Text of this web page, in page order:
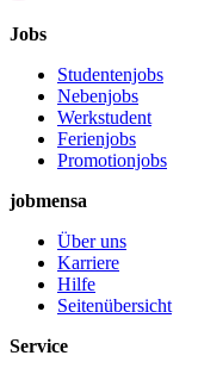
Jobs
Studentenjobs
Nebenjobs
Werkstudent
Ferienjobs
Promotionjobs
jobmensa
Über uns
Karriere
Hilfe
Seitenübersicht
Service